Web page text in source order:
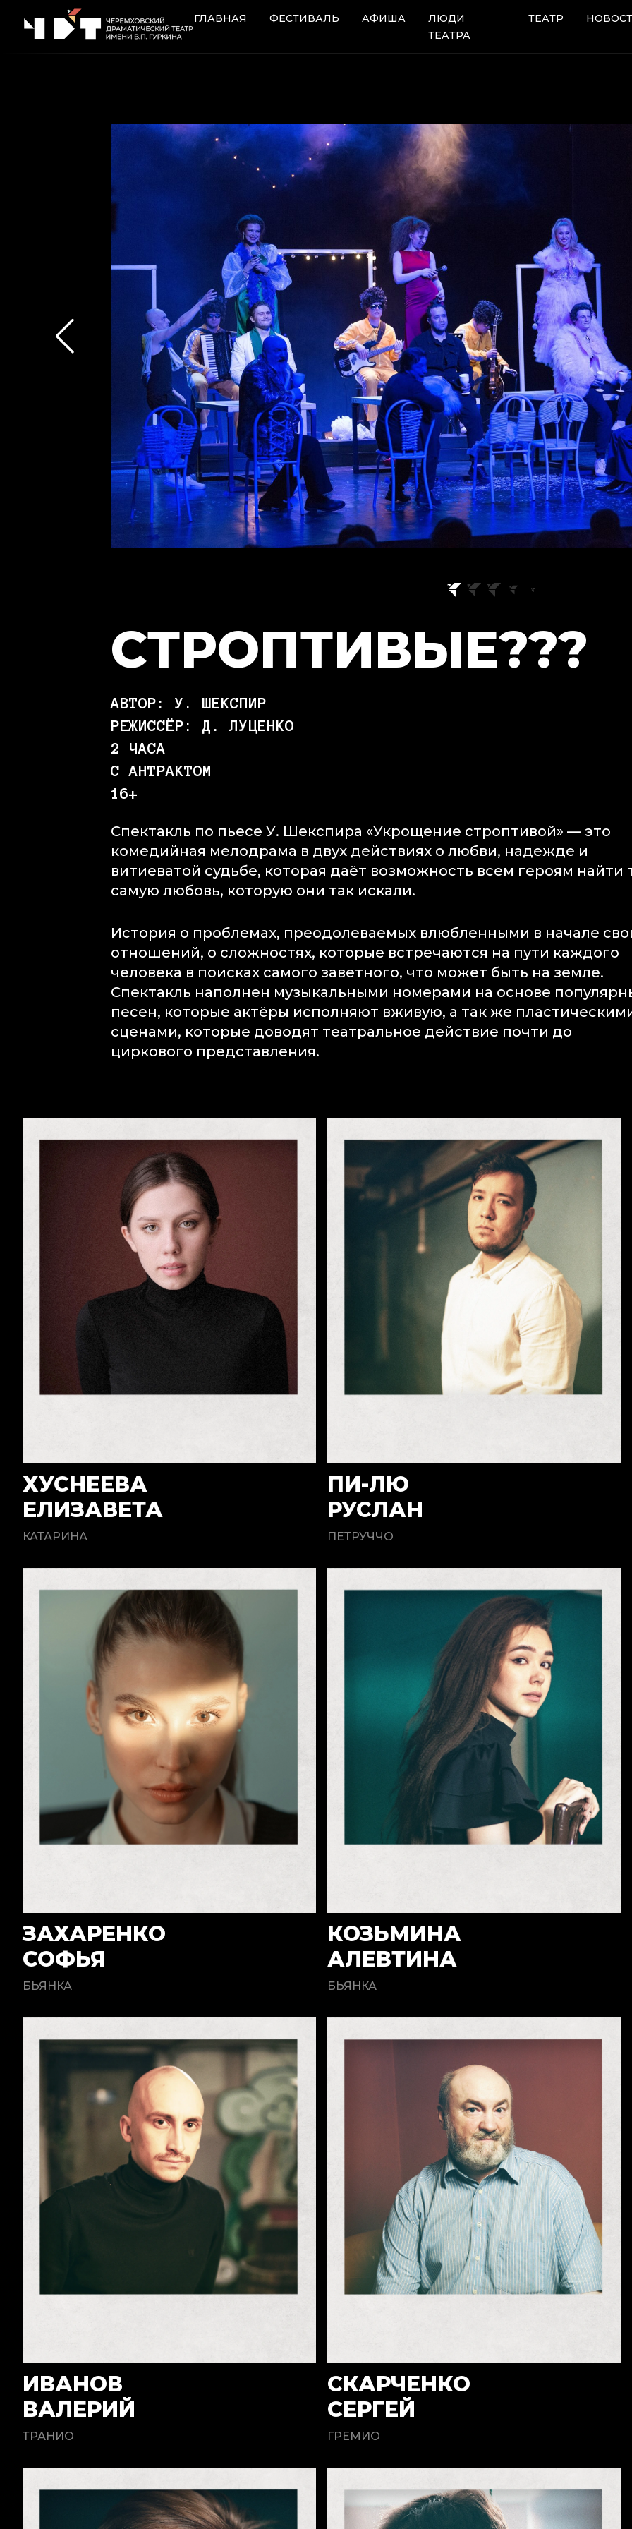
Перейти к содержимому
ГЛАВНАЯ ФЕСТИВАЛЬ АФИША
ЛЮДИ
ТЕАТРА
ТЕАТР
СТРОПТИВЫЕ???
АВТОР: У. ШЕКСПИР
РЕЖИССЁР: Д. ЛУЦЕНКО
2 ЧАСА
С АНТРАКТОМ
16+
Спектакль по пьесе У. Шекспира «Укрощение строптивой» — это
комедийная мелодрама в двух действиях о любви, надежде и
витиеватой судьбе, которая даёт возможность всем героям найти
самую любовь, которую они так искали.
История о проблемах, преодолеваемых влюбленными в начале
отношений, о сложностях, которые встречаются на пути каждого
человека в поисках самого заветного, что может быть на земле.
Спектакль наполнен музыкальными номерами на основе
песен, которые актёры исполняют вживую, а так же
сценами, которые доводят театральное действие почти до
циркового представления.
ХУСНЕЕВА
ЕЛИЗАВЕТА
КАТАРИНА
ПИ-ЛЮ
РУСЛАН
ПЕТРУЧЧО
ЗАХАРЕНКО
СОФЬЯ
БЬЯНКА
КОЗЬМИНА
АЛЕВТИНА
БЬЯНКА
ИВАНОВ
ВАЛЕРИЙ
ТРАНИО
СКАРЧЕНКО
СЕРГЕЙ
ГРЕМИО